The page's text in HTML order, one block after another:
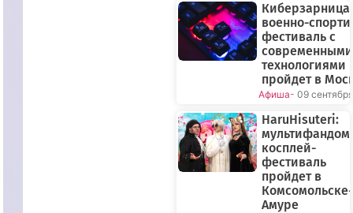
военно-
фестиваль с
современными
технологиями
пройдет в
Афиша- 09 сентября
HaruHisuteri:
косплей-
фестиваль
пройдет в
Амуре